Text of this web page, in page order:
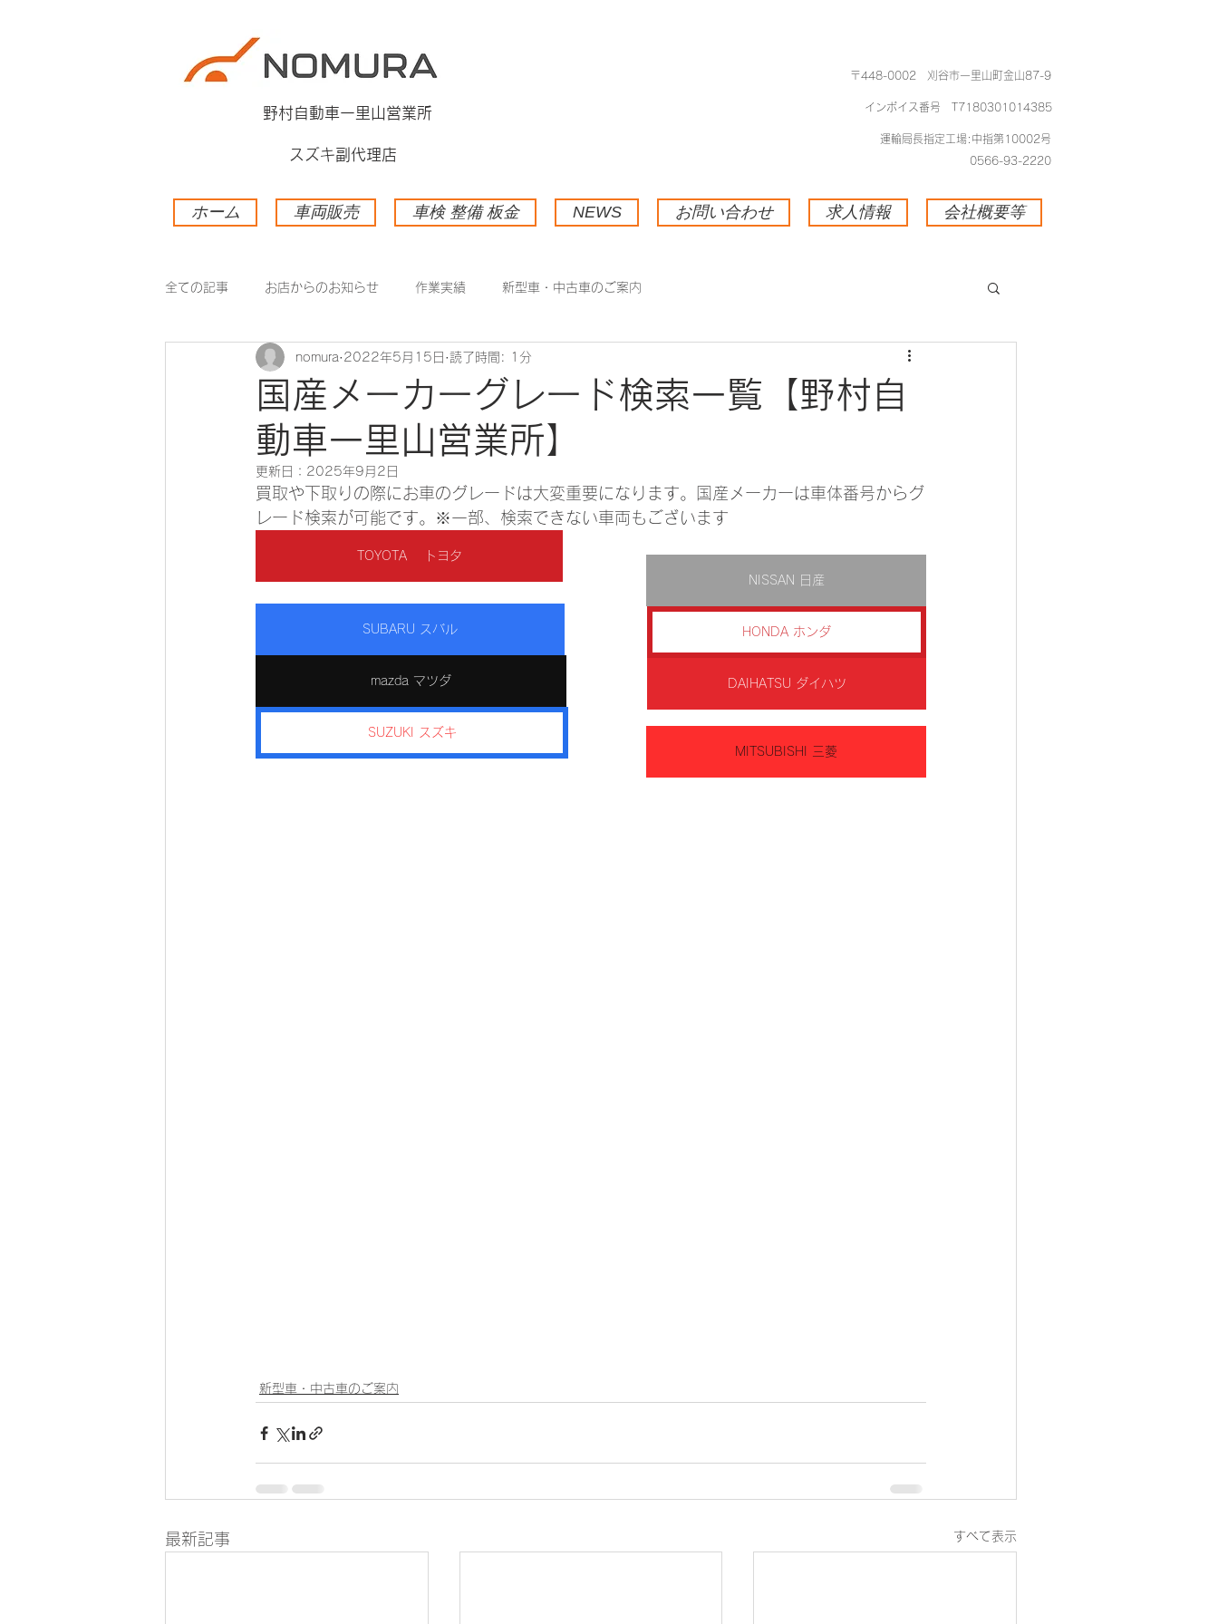
​野村自動車一里山営業所
スズキ副代理店
​〒448-0002 刈谷市一里山町金山87-9
​インボイス番号 T7180301014385
​運輸局長指定工場:中指第10002号
0566-93-2220
ホーム 車両販売 車検 整備 板金 NEWS お問い合わせ 求人情報 会社概要等
全ての記事 お店からのお知らせ 作業実績 新型車・中古車のご案内
国産メーカーグレード検索一覧【野村自
動車一里山営業所】
nomura 2022年5月15日 読了時間: 1分
更新日： 2025年9月2日
買取や下取りの際にお車のグレードは大変重要になります。国産メーカーは車体番号からグ
レード検索が可能です。※一部、検索できない車両もございます
TOYOTA トヨタ
NISSAN 日産
SUBARU スバル HONDA ホンダ
mazda マツダ DAIHATSU ダイハツ
SUZUKI スズキ
MITSUBISHI 三菱
新型車・中古車のご案内
最新記事 すべて表示